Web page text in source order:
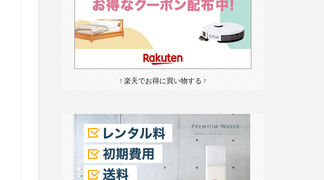
↑ 楽天でお得に買い物する ↑